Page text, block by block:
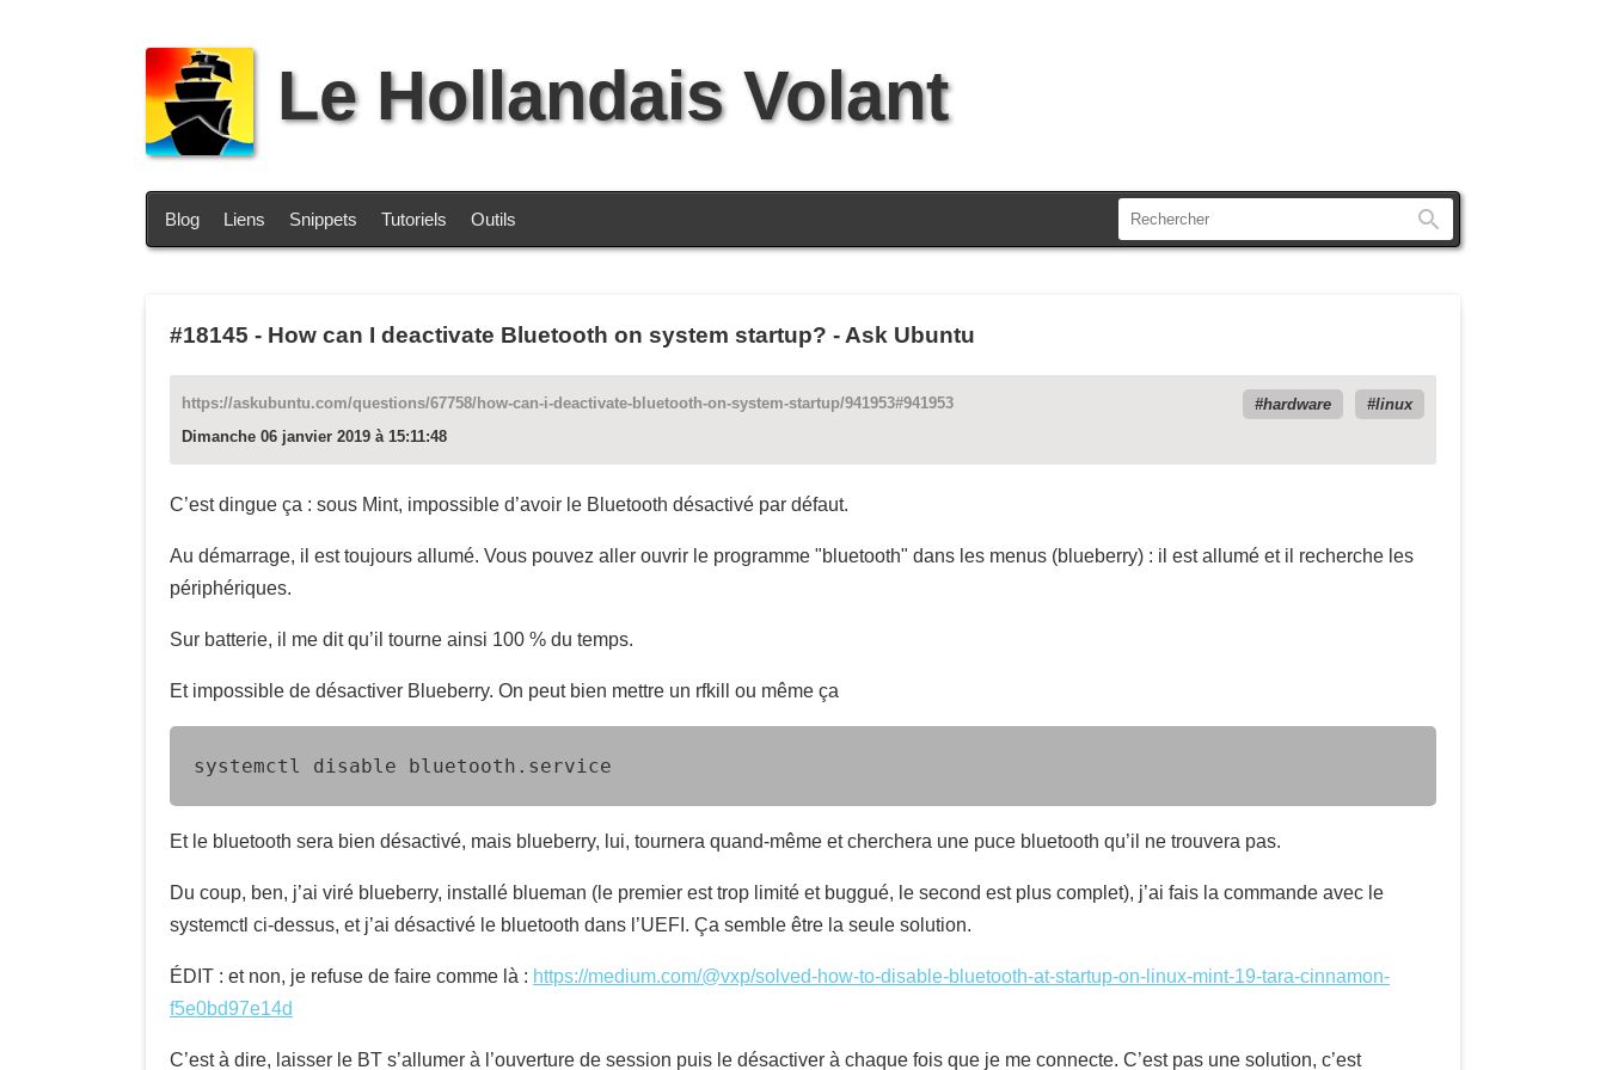
Le Hollandais Volant
Blog Liens Snippets Tutoriels Outils
#18145 - How can I deactivate Bluetooth on system startup? - Ask Ubuntu
https://askubuntu.com/questions/67758/how-can-i-deactivate-bluetooth-on-system-startup/941953#941953 hardware
linux
Dimanche 06 janvier 2019 à 15:11:48
C’est dingue ça : sous Mint, impossible d’avoir le Bluetooth désactivé par défaut.
Au démarrage, il est toujours allumé. Vous pouvez aller ouvrir le programme "bluetooth" dans les menus (blueberry) : il est allumé et il recherche les
périphériques.
Sur batterie, il me dit qu’il tourne ainsi 100 % du temps.
Et impossible de désactiver Blueberry. On peut bien mettre un rfkill ou même ça
systemctl disable bluetooth.service
Et le bluetooth sera bien désactivé, mais blueberry, lui, tournera quand-même et cherchera une puce bluetooth qu’il ne trouvera pas.
Du coup, ben, j’ai viré blueberry, installé blueman (le premier est trop limité et buggué, le second est plus complet), j’ai fais la commande avec le
systemctl ci-dessus, et j’ai désactivé le bluetooth dans l’UEFI. Ça semble être la seule solution.
ÉDIT : et non, je refuse de faire comme là : https://medium.com/@vxp/solved-how-to-disable-bluetooth-at-startup-on-linux-mint-19-tara-cinnamon-
f5e0bd97e14d
C’est à dire, laisser le BT s’allumer à l’ouverture de session puis le désactiver à chaque fois que je me connecte. C’est pas une solution, c’est